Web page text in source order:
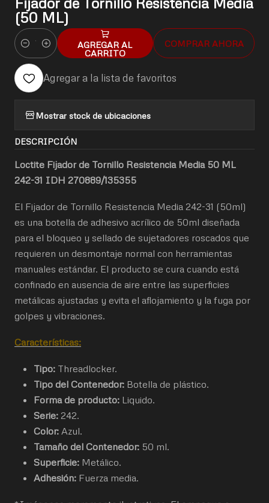
(50 ML)
Cantidad
AGREGAR AL
CARRITO
COMPRAR AHORA
Agregar a la lista de favoritos
Mostrar stock de ubicaciones
DESCRIPCIÓN
Loctite Fijador de Tornillo Resistencia Media 50 ML
242-31 IDH 270889/135355
El Fijador de Tornillo Resistencia Media 242-31 (50ml)
es una botella de adhesivo acrílico de 50ml diseñada
para el bloqueo y sellado de sujetadores roscados que
requieren un desmontaje normal con herramientas
manuales estándar. El producto se cura cuando está
confinado en ausencia de aire entre las superficies
metálicas ajustadas y evita el aflojamiento y la fuga por
golpes y vibraciones.
Características:
Tipo: Threadlocker.
Tipo del Contenedor: Botella de plástico.
Forma de producto: Liquido.
Serie: 242.
Color: Azul.
Tamaño del Contenedor: 50 ml.
Superficie: Metálico.
Adhesión: Fuerza media.